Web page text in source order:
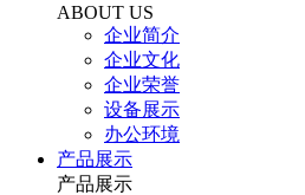
ABOUT US
企业简介
企业文化
企业荣誉
设备展示
办公环境
产品展示
产品展示